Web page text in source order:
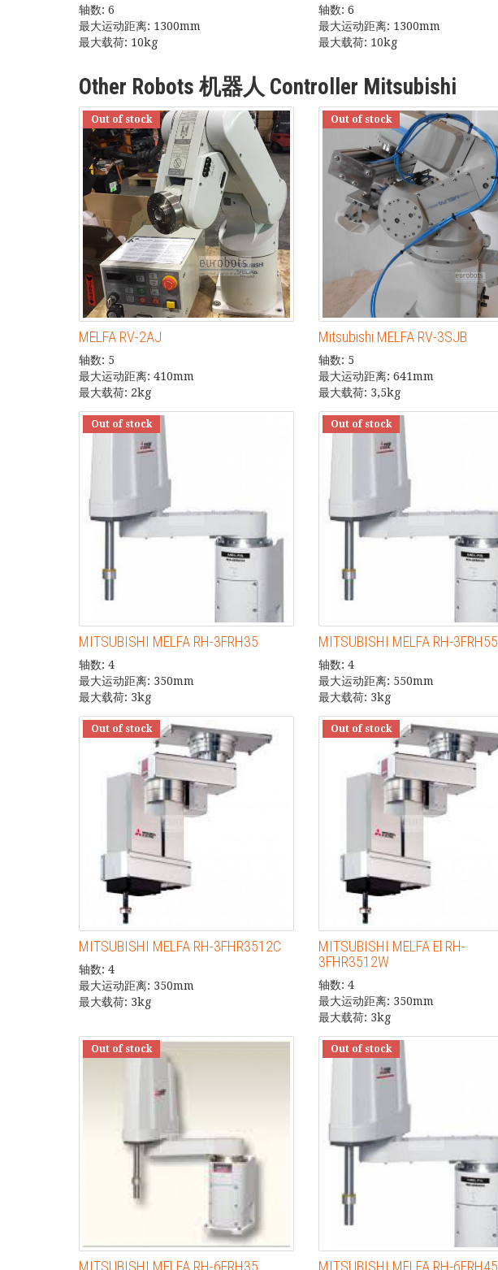
轴数: 6
最大运动距离: 1300mm
最大载荷: 10kg
轴数: 6
最大运动距离: 1300mm
最大载荷: 10kg
Other Robots 机器人 Controller Mitsubishi
Out of stock
MELFA RV-2AJ
轴数: 5
最大运动距离: 410mm
最大载荷: 2kg
Out of stock
Mitsubishi MELFA RV-3SJB
轴数: 5
最大运动距离: 641mm
最大载荷: 3,5kg
Out of stock
MITSUBISHI MELFA RH-3FRH35
轴数: 4
最大运动距离: 350mm
最大载荷: 3kg
Out of stock
MITSUBISHI MELFA RH-3FRH55
轴数: 4
最大运动距离: 550mm
最大载荷: 3kg
Out of stock
MITSUBISHI MELFA RH-3FHR3512C
轴数: 4
最大运动距离: 350mm
最大载荷: 3kg
Out of stock
MITSUBISHI MELFA El RH-
3FHR3512W
轴数: 4
最大运动距离: 350mm
最大载荷: 3kg
Out of stock
MITSUBISHI MELFA RH-6FRH35
Out of stock
MITSUBISHI MELFA RH-6FRH45